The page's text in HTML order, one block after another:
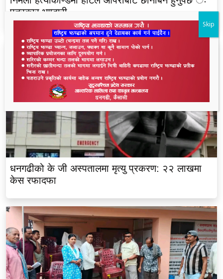
पत्रकार भण्डारी
धनगढीको के जी अस्पतालमा मृत्यु प्रकरण: २२ लाखमा
केस रफादफा
Skip